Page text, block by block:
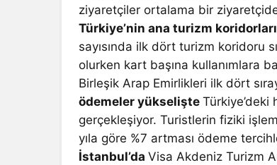
ziyaretçiler ortalama bir
Türkiye’nin ana turizm koridorları
sayısında ilk dört turizm koridoru
olurken kart başına kullanımlara
Birleşik Arap Emirlikleri ilk dört
ödemeler yükselişteTürkiye’deki
gerçekleşiyor. Turistlerin fiziki
yıla göre %7 artması ödeme
İstanbul’daVisa Akdeniz Turizm